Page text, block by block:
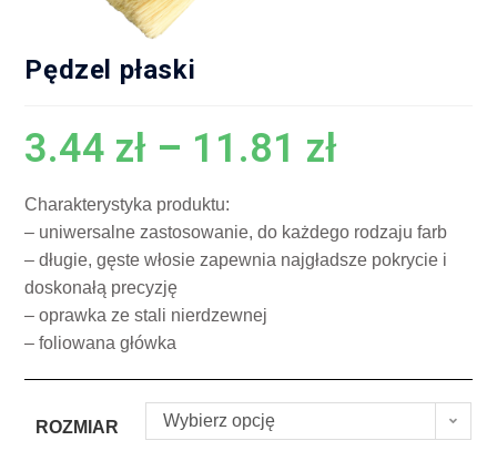
Pędzel płaski
3.44 zł – 11.81 zł
Charakterystyka produktu:
– uniwersalne zastosowanie, do każdego rodzaju farb
– długie, gęste włosie zapewnia najgładsze pokrycie i
doskonałą precyzję
– oprawka ze stali nierdzewnej
– foliowana główka
ROZMIAR Wybierz opcję